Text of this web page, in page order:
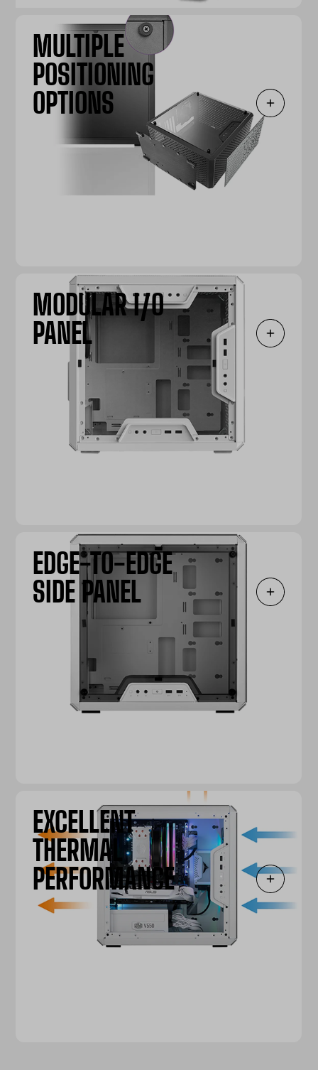
MULTIPLE
POSITIONING
OPTIONS
MODULAR I/O
PANEL
EDGE-TO-EDGE
SIDE PANEL
EXCELLENT
THERMAL
PERFORMANCE